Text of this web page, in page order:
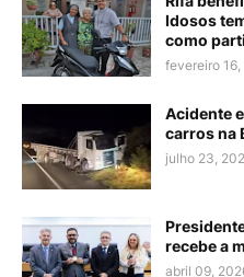
Idosos
como
fevereiro
Acidente
carros na
julho 23,
recebe a
abril 09,